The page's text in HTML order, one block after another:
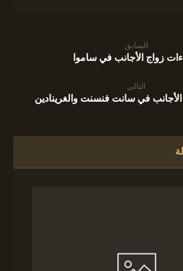
السابق
زواج الأجانب في ساموا
التالى
الأجانب في سانت فنسنت والغرينادين